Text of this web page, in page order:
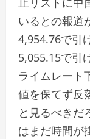
いるとの報道
4,954.76で引
5,055.15で引
ライムレート
値を保てず反
と見るべきだ
はまだ時間が